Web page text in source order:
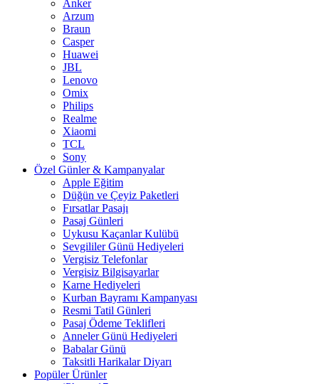
Anker
Arzum
Braun
Casper
Huawei
JBL
Lenovo
Omix
Philips
Realme
Xiaomi
TCL
Sony
Özel Günler & Kampanyalar
Apple Eğitim
Düğün ve Çeyiz Paketleri
Fırsatlar Pasajı
Pasaj Günleri
Uykusu Kaçanlar Kulübü
Sevgililer Günü Hediyeleri
Vergisiz Telefonlar
Vergisiz Bilgisayarlar
Karne Hediyeleri
Kurban Bayramı Kampanyası
Resmi Tatil Günleri
Pasaj Ödeme Teklifleri
Anneler Günü Hediyeleri
Babalar Günü
Taksitli Harikalar Diyarı
Popüler Ürünler